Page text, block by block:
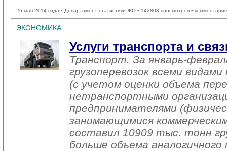
26 мая 2014 года • Департамент статистики ЖО • 142808 просмотров •
ЭКОНОМИКА
Услуги транспорта и
Транспорт. За январь-
грузоперевозок всеми
(с учетом оценки объема
нетранспортными
предпринимателями
занимающимися
составил 10909 тыс. тонн
больше объема аналогичного